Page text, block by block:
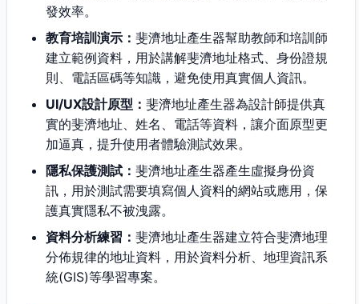
發效率。
教育培訓演示： 斐濟地址產生器幫助教師和培訓師
建立範例資料，用於講解斐濟地址格式、身份證規
則、電話區碼等知識，避免使用真實個人資訊。
UI/UX設計原型： 斐濟地址產生器為設計師提供真
實的斐濟地址、姓名、電話等資料，讓介面原型更
加逼真，提升使用者體驗測試效果。
隱私保護測試： 斐濟地址產生器產生虛擬身份資
訊，用於測試需要填寫個人資料的網站或應用，保
護真實隱私不被洩露。
資料分析練習： 斐濟地址產生器建立符合斐濟地理
分佈規律的地址資料，用於資料分析、地理資訊系
統(GIS)等學習專案。